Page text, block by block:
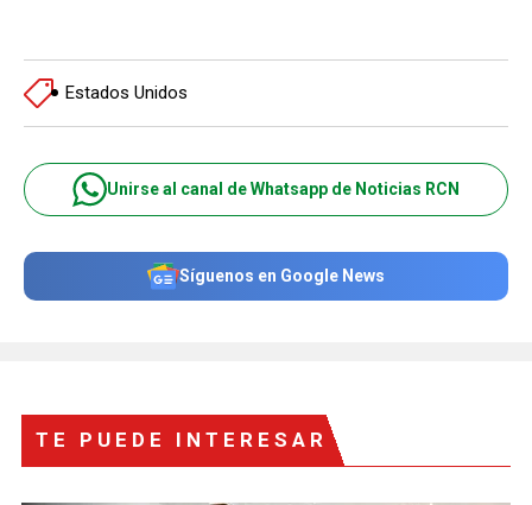
Estados Unidos
Unirse al canal de Whatsapp de Noticias RCN
Síguenos en Google News
TE PUEDE INTERESAR